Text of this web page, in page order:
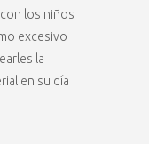
los niños
excesivo
la
en su día